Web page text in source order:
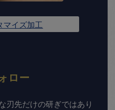
マイズ加工
ロー
刃先だけの研ぎではあり